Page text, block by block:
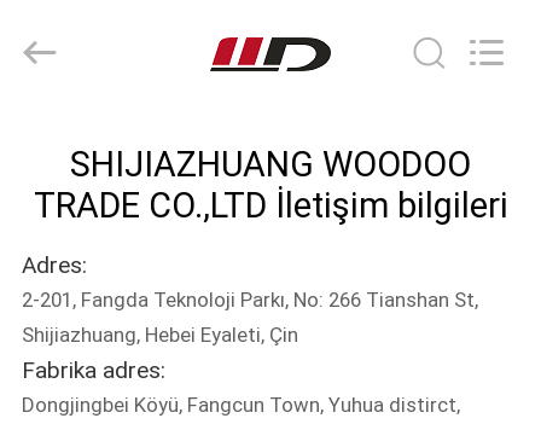
ÜRÜNLER
HAKKIMIZDA
FABRIKA
TURU
TRADE
CO.,LTD.
SHIJIAZHUANG WOODOO
TRADE CO.,LTD İletişim bilgileri
Adres:
2-201, Fangda Teknoloji Parkı, No: 266 Tianshan St,
Shijiazhuang, Hebei Eyaleti, Çin
Fabrika adres:
Dongjingbei Köyü, Fangcun Town, Yuhua distirct,